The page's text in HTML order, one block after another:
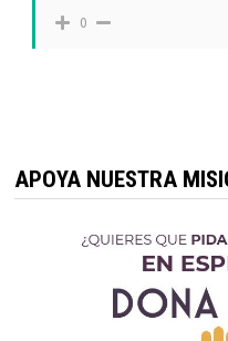
0
APOYA NUESTRA